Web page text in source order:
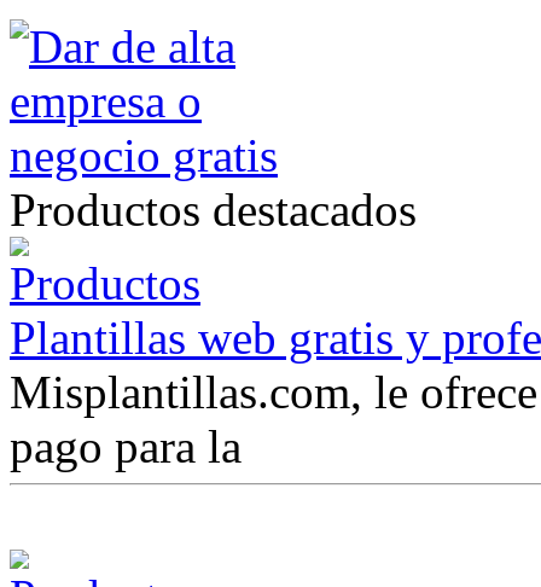
Productos destacados
Plantillas web gratis y
Misplantillas.com, le
pago para la